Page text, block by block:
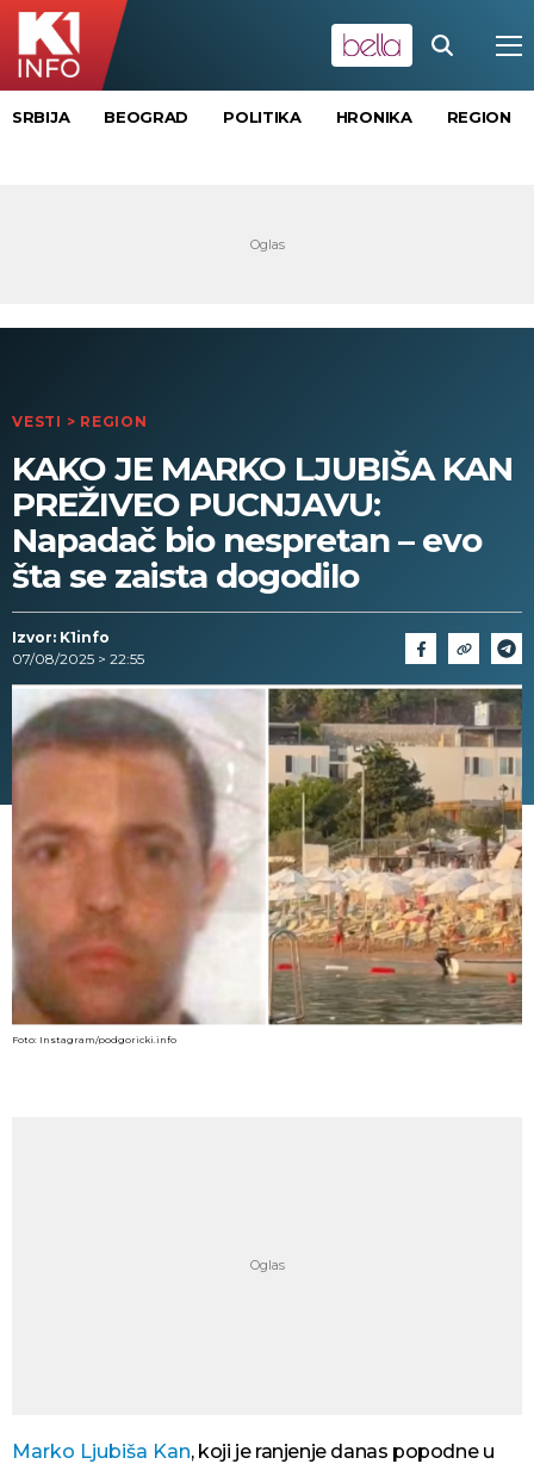
SRBIJA BEOGRAD POLITIKA HRONIKA REGION
VESTI > REGION
KAKO JE MARKO LJUBIŠA KAN
PREŽIVEO PUCNJAVU:
Napadač bio nespretan – evo
šta se zaista dogodilo
Izvor: K1info
07/08/2025 > 22:55
Foto: Instagram/podgoricki.info
Marko Ljubiša Kan, koji je ranjenje danas popodne u